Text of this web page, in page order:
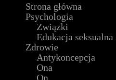
Strona główna
Psychologia
Związki
Edukacja seksualna
Zdrowie
Antykoncepcja
Ona
On